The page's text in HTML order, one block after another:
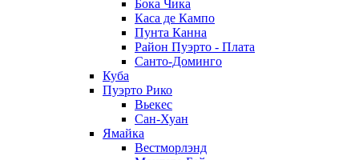
Бока Чика
Каса де Кампо
Пунта Канна
Район Пуэрто - Плата
Санто-Доминго
Куба
Пуэрто Рико
Вьекес
Сан-Хуан
Ямайка
Вестморлэнд